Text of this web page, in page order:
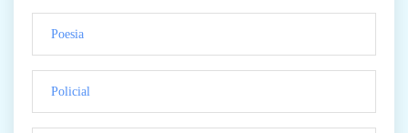
Poesia
Policial